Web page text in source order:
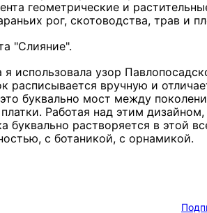
геометрические и
рог, скотоводства, трав и
"Слияние".
использовала узор
расписывается вручную и
буквально мост между
Работая над этим
буквально растворяется в этой
с ботаникой, с орнамикой.